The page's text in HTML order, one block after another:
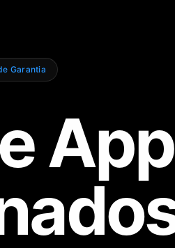
Garantia